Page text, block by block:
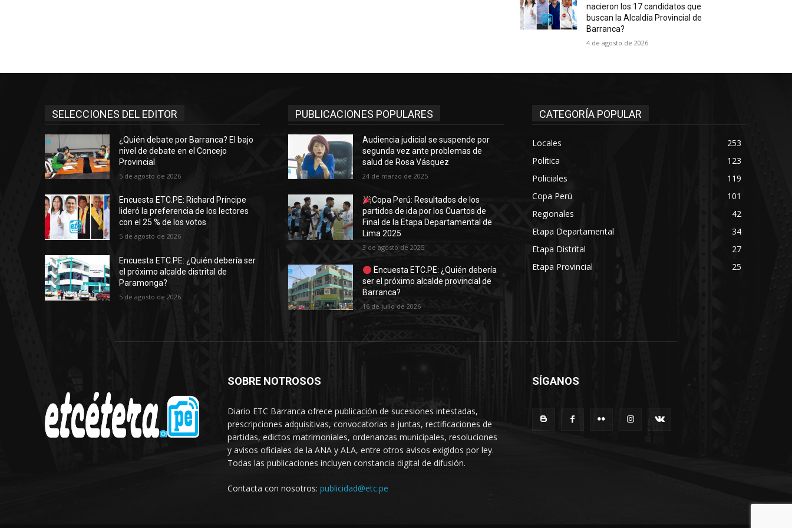
nacieron los 17 candidatos que
buscan la Alcaldía Provincial de
Barranca?
4 de agosto de 2026
SELECCIONES DEL EDITOR
¿Quién debate por Barranca? El bajo
nivel de debate en el Concejo
Provincial
5 de agosto de 2026
Encuesta ETC.PE: Richard Príncipe
lideró la preferencia de los lectores
con el 25 % de los votos
5 de agosto de 2026
Encuesta ETC.PE: ¿Quién debería ser
el próximo alcalde distrital de
Paramonga?
5 de agosto de 2026
PUBLICACIONES POPULARES
Audiencia judicial se suspende por
segunda vez ante problemas de
salud de Rosa Vásquez
24 de marzo de 2025
Copa Perú: Resultados de los
partidos de ida por los Cuartos de
Final de la Etapa Departamental de
Lima 2025
3 de agosto de 2025
Encuesta ETC.PE: ¿Quién debería
ser el próximo alcalde provincial de
Barranca?
16 de julio de 2026
CATEGORÍA POPULAR
Locales
253
Política
123
Policiales
119
Copa Perú
101
Regionales
42
Etapa Departamental
34
Etapa Distrital
27
Etapa Provincial
25
SOBRE NOTROSOS
Diario ETC Barranca ofrece publicación de sucesiones intestadas,
prescripciones adquisitivas, convocatorias a juntas, rectificaciones de
partidas, edictos matrimoniales, ordenanzas municipales, resoluciones
y avisos oficiales de la ANA y ALA, entre otros avisos exigidos por ley.
Todas las publicaciones incluyen constancia digital de difusión.
Contacta con nosotros: publicidad@etc.pe
SÍGANOS